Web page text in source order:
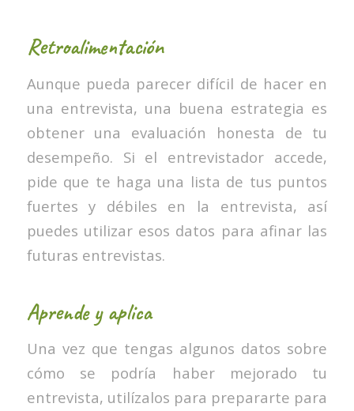
Retroalimentación
Aunque pueda parecer difícil de hacer en
una entrevista, una buena estrategia es
obtener una evaluación honesta de tu
desempeño. Si el entrevistador accede,
pide que te haga una lista de tus puntos
fuertes y débiles en la entrevista, así
puedes utilizar esos datos para afinar las
futuras entrevistas.
Aprende y aplica
Una vez que tengas algunos datos sobre
cómo se podría haber mejorado tu
entrevista, utilízalos para prepararte para